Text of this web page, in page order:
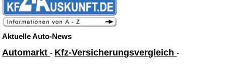
Aktuelle Auto-News
Automarkt- Kfz-Versicherungsvergleich-